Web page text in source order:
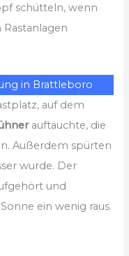
schütteln, wenn
in Brattleboro
auf dem
auftauchte, die
Außerdem spürten
wurde. Der
und
ein wenig raus.